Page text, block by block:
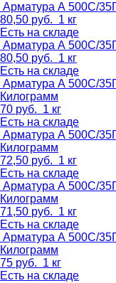
Арматура А 500С/
80,50 руб. 1 кг
Есть на складе
Арматура А 500С/
80,50 руб. 1 кг
Есть на складе
Арматура А 500С/
Килограмм
70 руб. 1 кг
Есть на складе
Арматура А 500С/
Килограмм
72,50 руб. 1 кг
Есть на складе
Арматура А 500С/
Килограмм
71,50 руб. 1 кг
Есть на складе
Арматура А 500С/
Килограмм
75 руб. 1 кг
Есть на складе